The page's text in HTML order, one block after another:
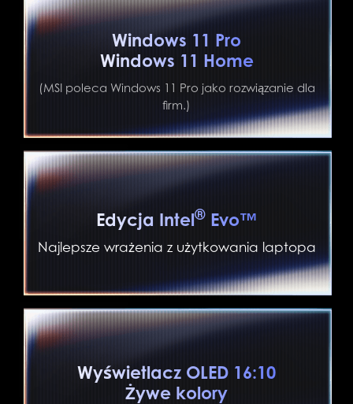
Windows 11 Pro
Windows 11 Home
(MSI poleca Windows 11 Pro jako rozwiązanie dla
firm.)
Edycja Intel® Evo™
Najlepsze wrażenia z użytkowania laptopa
Wyświetlacz OLED 16:10
Żywe kolory